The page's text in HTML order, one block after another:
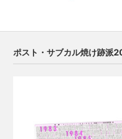
ポスト・サブカル焼け跡派